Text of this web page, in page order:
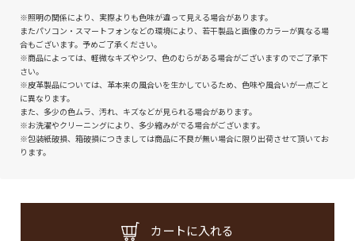
※照明の関係により、実際よりも色味が違って見える場合があります。
またパソコン・スマートフォンなどの環境により、若干製品と画像のカラーが異なる場
合もございます。予めご了承ください。
※商品によっては、軽微なキズやシワ、色のむらがある場合がございますのでご了承下
さい。
※皮革製品については、革本来の風合いを生かしているため、色味や風合いが一点ごと
に異なります。
また、多少の色ムラ、汚れ、キズなどが見られる場合があります。
※お洗濯やクリーニングにより、多少縮みがでる場合がございます。
※包装紙破損、箱破損につきましては商品に不良が無い場合に限り出荷させて頂いてお
ります。
カートに入れる